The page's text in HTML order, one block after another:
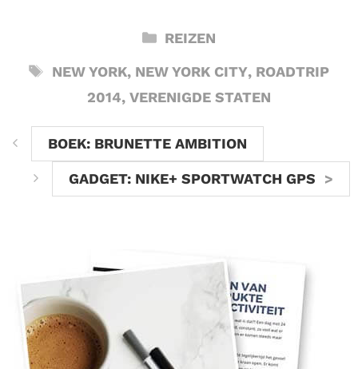
CATEGORIEËN
REIZEN
TAGS
NEW YORK, NEW YORK CITY, ROADTRIP
2014, VERENIGDE STATEN
BOEK: BRUNETTE AMBITION
GADGET: NIKE+ SPORTWATCH GPS